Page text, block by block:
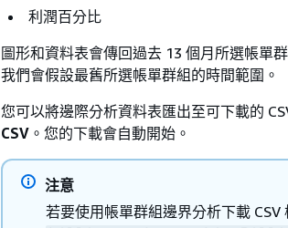
利潤百分比
圖形和資料表會傳回過去 13 個月所選帳單
我們會假設最舊所選帳單群組的時間範圍。
您可以將邊際分析資料表匯出至可下載的
CSV 。您的下載會自動開始。
注意
若要使用帳單群組邊界分析下載 CSV